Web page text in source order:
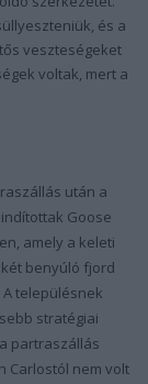
és a
veszteségeket
voltak, mert a
után a
Goose
amely a keleti
benyúló fjord
településnek
stratégiai
partraszállás
Carlostól nem volt